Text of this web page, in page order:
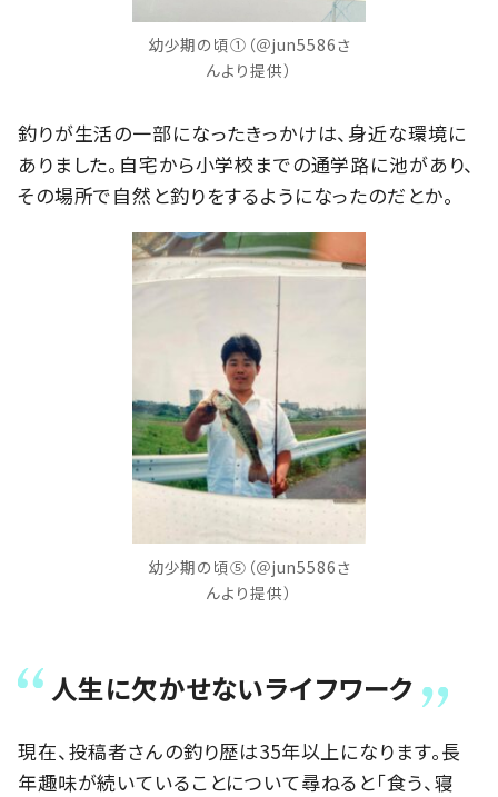
幼少期の頃①（＠jun5586さ
んより提供）
釣りが生活の一部になったきっかけは、身近な環境に
ありました。自宅から小学校までの通学路に池があり、
その場所で自然と釣りをするようになったのだとか。
幼少期の頃⑤（＠jun5586さ
んより提供）
人生に欠かせないライフワーク
現在、投稿者さんの釣り歴は35年以上になります。長
年趣味が続いていることについて尋ねると「食う、寝